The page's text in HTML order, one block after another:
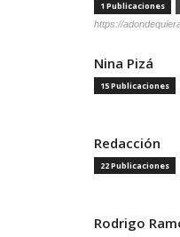
1 Publicaciones
https://
Nina Pizá
15 Publicaciones
Redacción
22 Publicaciones
Rodrigo